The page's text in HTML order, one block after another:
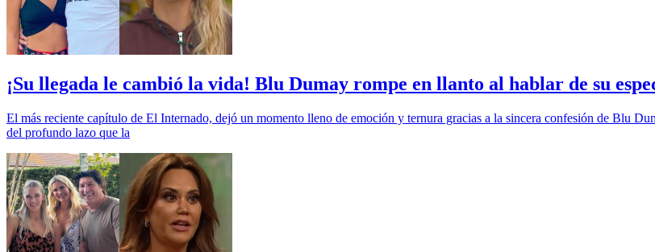
¡Su llegada le cambió la vida! Blu Dumay rompe en llanto al hablar de su
El más reciente capítulo de El Internado, dejó un momento lleno de emoción y ternura gracias a la sincera confesión de Blu
del profundo lazo que la